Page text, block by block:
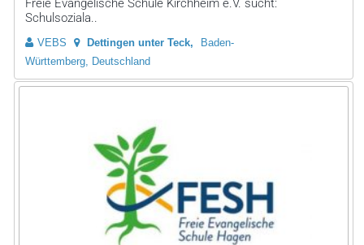
Freie Evangelische Schule Kirchheim e.V. sucht:
Schulsoziala..
VEBS Dettingen unter Teck
Baden-
Württemberg, Deutschland